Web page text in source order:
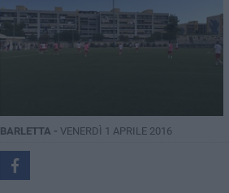
BARLETTA - VENERDÌ 1 APRILE 2016